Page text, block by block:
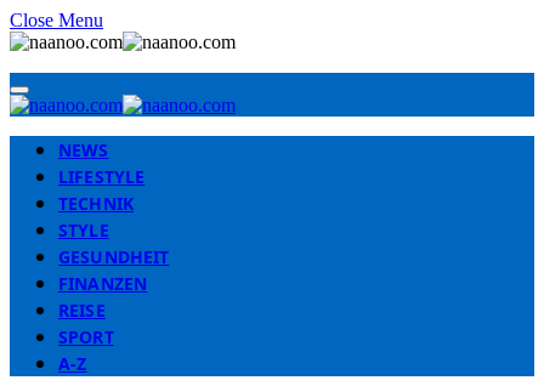
Close Menu
NEWS
LIFESTYLE
TECHNIK
STYLE
GESUNDHEIT
FINANZEN
REISE
SPORT
A-Z